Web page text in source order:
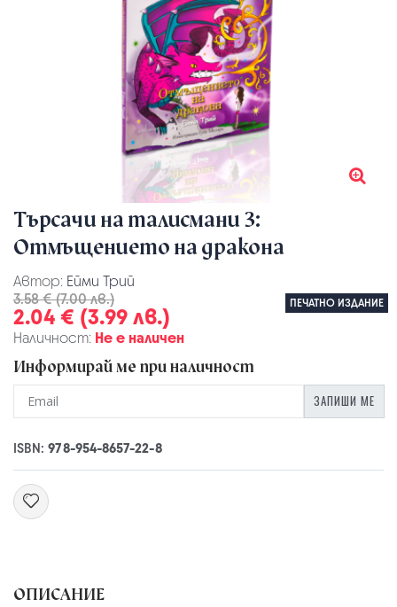
Търсачи на талисмани 3:
Отмъщението на дракона
Автор: Ейми Трий
3.58 € (7.00 лв.)
2.04 € (3.99 лв.) ПЕЧАТНО ИЗДАНИЕ
Наличност: Не е наличен
Информирай ме при наличност
ЗАПИШИ МЕ
ISBN:978-954-8657-22-8
ОПИСАНИЕ